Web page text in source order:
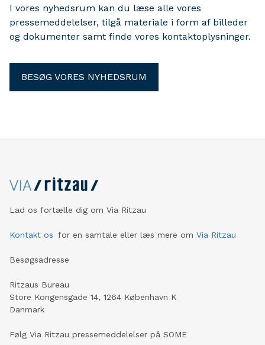
I vores nyhedsrum kan du læse alle vores
pressemeddelelser, tilgå materiale i form af billeder
og dokumenter samt finde vores kontaktoplysninger.
BESØG VORES NYHEDSRUM
Lad os fortælle dig om Via Ritzau
Kontakt os for en samtale eller læs mere om Via Ritzau
Besøgsadresse
Ritzaus Bureau
Store Kongensgade 14, 1264 København K
Danmark
Følg Via Ritzau pressemeddelelser på SOME